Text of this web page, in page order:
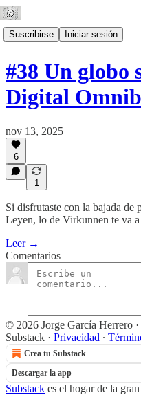
Suscribirse Iniciar sesión
#38 Un globo
Digital
nov 13, 2025
6
1
Si disfrutaste con la bajada de
Leyen, lo de Virkunnen te va a
Leer →
Comentarios
© 2026 Jorge García Herrero ·
Substack · Privacidad ∙
Crea tu Substack
Descargar la app
Substack es el hogar de la